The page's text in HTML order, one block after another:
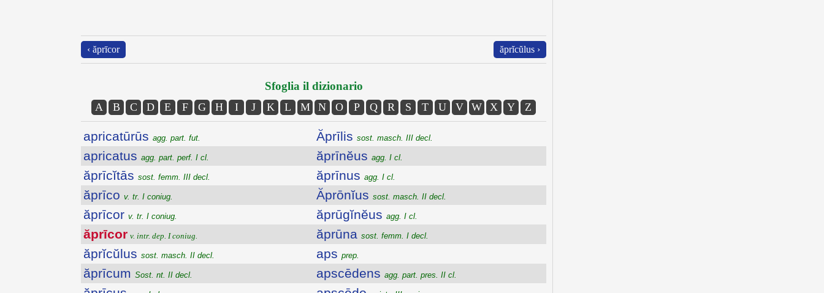
‹ ăprīcor ăprĭcŭlus ›
Sfoglia il dizionario
A B C D E F G H I J K L M N O P Q R S T U V W X Y Z
apricatūrūs agg. part. fut.
apricatus agg. part. perf. I cl.
ăprīcĭtās sost. femm. III decl.
ăprīco v. tr. I coniug.
ăprīcor v. tr. I coniug.
ăprīcor v. intr. dep. I coniug.
ăprĭcŭlus sost. masch. II decl.
ăprīcum Sost. nt. II decl.
Ăprīlis sost. masch. III decl.
ăprīnĕus agg. I cl.
ăprīnus agg. I cl.
Ăprōnĭus sost. masch. II decl.
ăprūgĭnĕus agg. I cl.
ăprūna sost. femm. I decl.
aps prep.
apscēdens agg. part. pres. II cl.